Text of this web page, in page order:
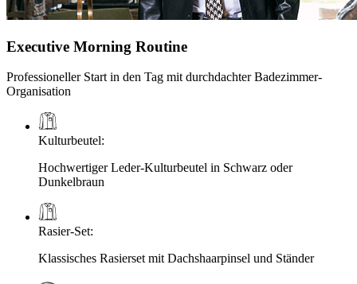
Executive Morning Routine
Professioneller Start in den Tag mit durchdachter Badezimmer-
Organisation
Kulturbeutel:
Hochwertiger Leder-Kulturbeutel in Schwarz oder
Dunkelbraun
Rasier-Set:
Klassisches Rasierset mit Dachshaarpinsel und Ständer